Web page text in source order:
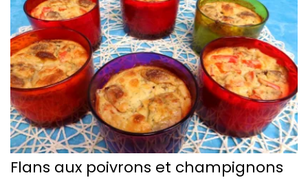
Flans aux poivrons et champignons